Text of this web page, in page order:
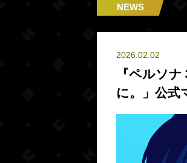
NEWS
2026.02.02
『ペルソ
に。」公式